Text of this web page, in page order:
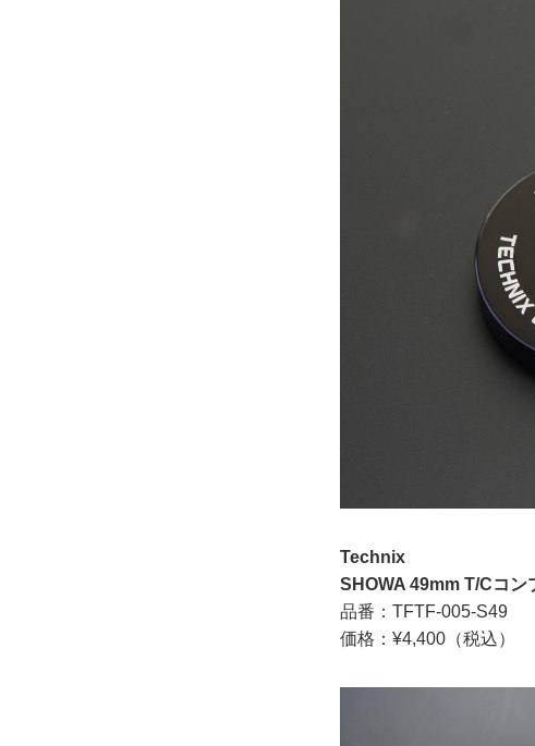
Technix
SHOWA 49mm T/Cコン
品番：TFTF-005-S49
価格：¥4,400（税込）